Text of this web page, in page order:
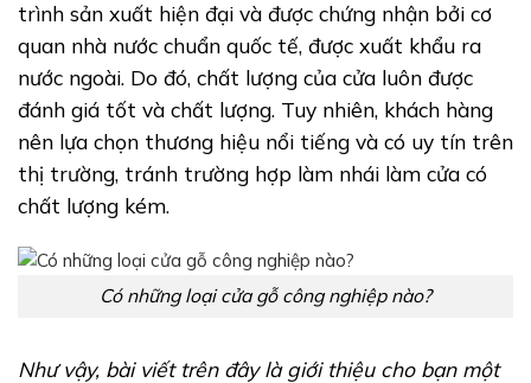
trình sản xuất hiện đại và được chứng nhận bởi cơ
quan nhà nước chuẩn quốc tế, được xuất khẩu ra
nước ngoài. Do đó, chất lượng của cửa luôn được
đánh giá tốt và chất lượng. Tuy nhiên, khách hàng
nên lựa chọn thương hiệu nổi tiếng và có uy tín trên
thị trường, tránh trường hợp làm nhái làm cửa có
chất lượng kém.
Có những loại cửa gỗ công nghiệp nào?
Như vậy, bài viết trên đây là giới thiệu cho bạn một